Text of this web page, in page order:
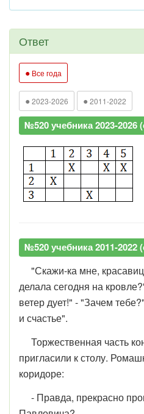
Ответ
● Все года
● 2023-2026 ● 2011-2022
№520 учебника 2023-2026
№520 учебника 2011-2022
"Скажи-ка мне,
делала сегодня на
ветер дует!" - "Зачем
и счастье".
Торжественная часть
пригласили к столу.
коридоре:
- Правда, прекрасно